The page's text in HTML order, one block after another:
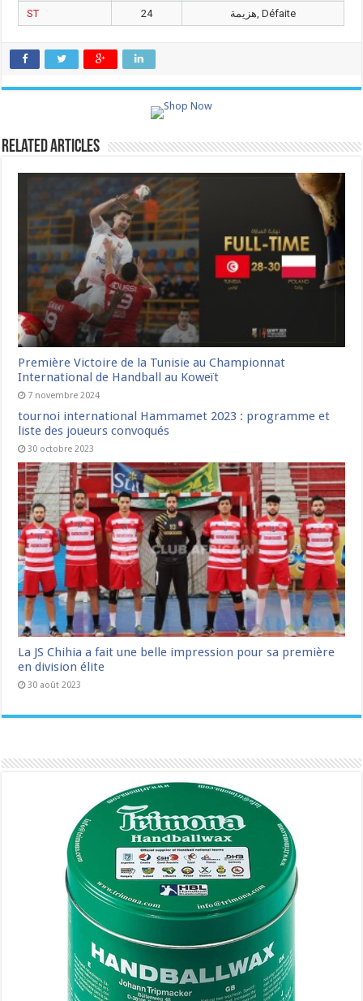
ST
24 هزيمة, Défaite
Related Articles
Première Victoire de la Tunisie au Championnat
International de Handball au Koweït
7 novembre 2024
tournoi international Hammamet 2023 : programme et
liste des joueurs convoqués
30 octobre 2023
La JS Chihia a fait une belle impression pour sa première
en division élite
30 août 2023